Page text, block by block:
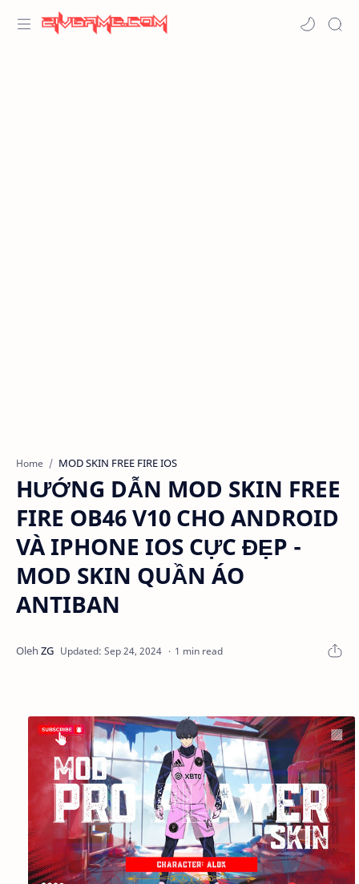
Home MOD SKIN FREE FIRE IOS
HƯỚNG DẪN MOD SKIN FREE
FIRE OB46 V10 CHO ANDROID
VÀ IPHONE IOS CỰC ĐẸP -
MOD SKIN QUẦN ÁO
ANTIBAN
1 min read